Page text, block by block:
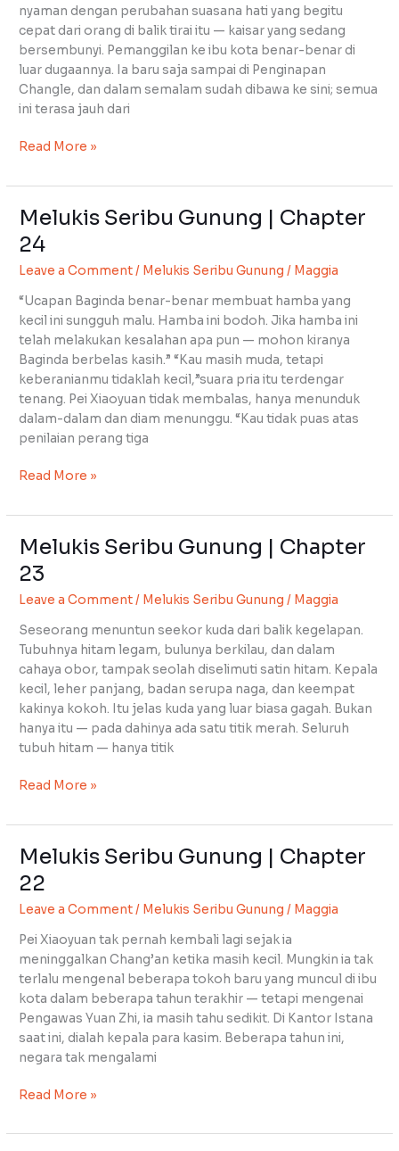
nyaman dengan perubahan suasana hati yang begitu
cepat dari orang di balik tirai itu — kaisar yang sedang
bersembunyi. Pemanggilan ke ibu kota benar-benar di
luar dugaannya. Ia baru saja sampai di Penginapan
Changle, dan dalam semalam sudah dibawa ke sini; semua
ini terasa jauh dari
Read More »
Melukis Seribu Gunung | Chapter
24
Leave a Comment/ Melukis Seribu Gunung / Maggia
“Ucapan Baginda benar-benar membuat hamba yang
kecil ini sungguh malu. Hamba ini bodoh. Jika hamba ini
telah melakukan kesalahan apa pun — mohon kiranya
Baginda berbelas kasih.” “Kau masih muda, tetapi
keberanianmu tidaklah kecil,”suara pria itu terdengar
tenang. Pei Xiaoyuan tidak membalas, hanya menunduk
dalam-dalam dan diam menunggu. “Kau tidak puas atas
penilaian perang tiga
Melukis
Seribu
Gunung
|
Read More »
Melukis Seribu Gunung | Chapter
23
Leave a Comment/ Melukis Seribu Gunung / Maggia
Seseorang menuntun seekor kuda dari balik kegelapan.
Tubuhnya hitam legam, bulunya berkilau, dan dalam
cahaya obor, tampak seolah diselimuti satin hitam. Kepala
kecil, leher panjang, badan serupa naga, dan keempat
kakinya kokoh. Itu jelas kuda yang luar biasa gagah. Bukan
hanya itu — pada dahinya ada satu titik merah. Seluruh
tubuh hitam — hanya titik
Melukis
Gunung
|
Read More »
Melukis Seribu Gunung | Chapter
22
Leave a Comment/ Melukis Seribu Gunung / Maggia
Pei Xiaoyuan tak pernah kembali lagi sejak ia
meninggalkan Chang’an ketika masih kecil. Mungkin ia tak
terlalu mengenal beberapa tokoh baru yang muncul di ibu
kota dalam beberapa tahun terakhir — tetapi mengenai
Pengawas Yuan Zhi, ia masih tahu sedikit. Di Kantor Istana
saat ini, dialah kepala para kasim. Beberapa tahun ini,
negara tak mengalami
Melukis
Gunung
|
Read More »